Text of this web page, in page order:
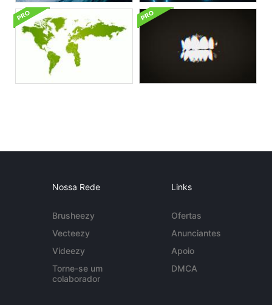
Nossa Rede
Brusheezy
Vecteezy
Videezy
Torne-se um
colaborador
Links
Ofertas
Anunciantes
Apoio
DMCA